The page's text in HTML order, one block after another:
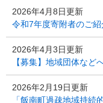
2026年4月8日更新
令和7年度寄附者のご紹
2026年4月3日更新
【募集】地域団体など
2026年2月19日更新
「飯南町過疎地域持続